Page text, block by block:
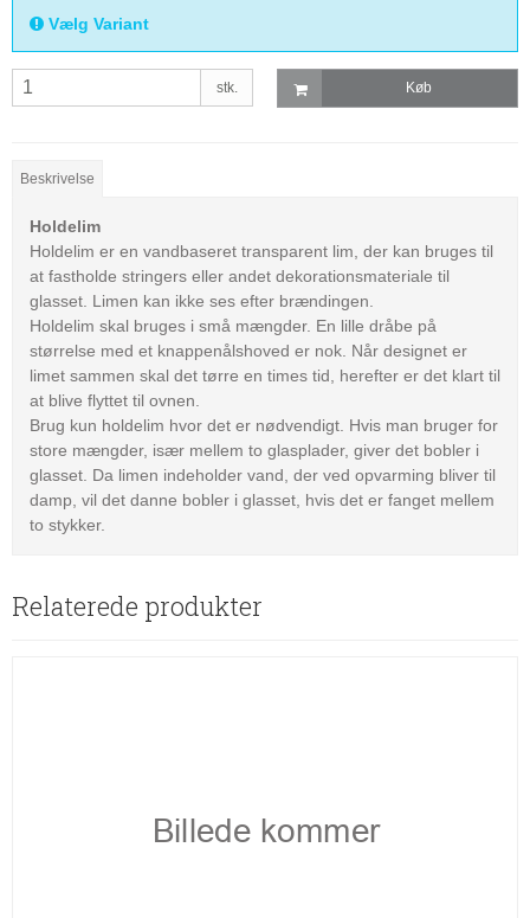
Vælg Variant
stk. Køb
Beskrivelse
Holdelim
Holdelim er en vandbaseret transparent lim, der kan bruges til
at fastholde stringers eller andet dekorationsmateriale til
glasset. Limen kan ikke ses efter brændingen.
Holdelim skal bruges i små mængder. En lille dråbe på
størrelse med et knappenålshoved er nok. Når designet er
limet sammen skal det tørre en times tid, herefter er det klart til
at blive flyttet til ovnen.
Brug kun holdelim hvor det er nødvendigt. Hvis man bruger for
store mængder, især mellem to glasplader, giver det bobler i
glasset. Da limen indeholder vand, der ved opvarming bliver til
damp, vil det danne bobler i glasset, hvis det er fanget mellem
to stykker.
Relaterede produkter